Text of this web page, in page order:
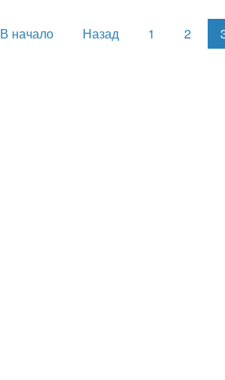
В начало Назад 1 2